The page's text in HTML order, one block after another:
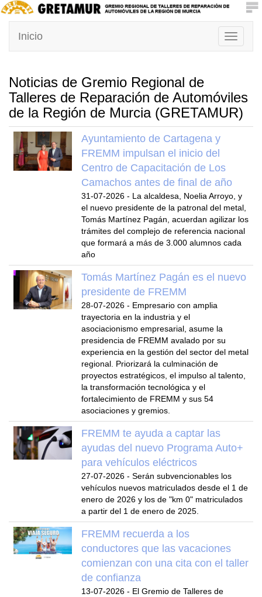
Toggle
Inicio
Noticias de Gremio Regional de
Talleres de Reparación de Automóviles
de la Región de Murcia (GRETAMUR)
Ayuntamiento de Cartagena y
FREMM impulsan el inicio del
Centro de Capacitación de Los
Camachos antes de final de año
31-07-2026 - La alcaldesa, Noelia Arroyo, y
el nuevo presidente de la patronal del metal,
Tomás Martínez Pagán, acuerdan agilizar los
trámites del complejo de referencia nacional
que formará a más de 3.000 alumnos cada
año
Tomás Martínez Pagán es el nuevo
presidente de FREMM
28-07-2026 - Empresario con amplia
trayectoria en la industria y el
asociacionismo empresarial, asume la
presidencia de FREMM avalado por su
experiencia en la gestión del sector del metal
regional. Priorizará la culminación de
proyectos estratégicos, el impulso al talento,
la transformación tecnológica y el
fortalecimiento de FREMM y sus 54
asociaciones y gremios.
FREMM te ayuda a captar las
ayudas del nuevo Programa Auto+
para vehículos eléctricos
27-07-2026 - Serán subvencionables los
vehículos nuevos matriculados desde el 1 de
enero de 2026 y los de "km 0" matriculados
a partir del 1 de enero de 2025.
FREMM recuerda a los
conductores que las vacaciones
comienzan con una cita con el taller
de confianza
13-07-2026 - El Gremio de Talleres de